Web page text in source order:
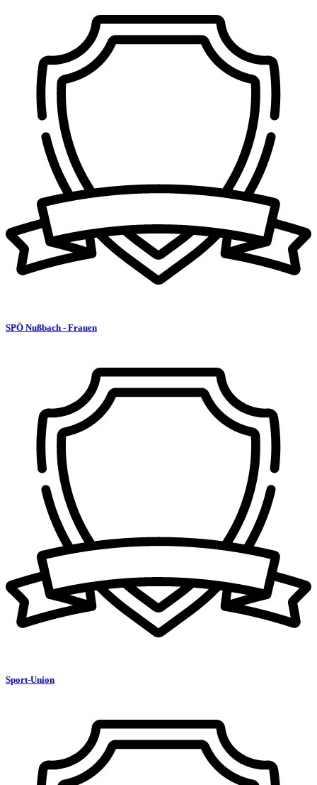
SPÖ Nußbach - Frauen
Sport-Union